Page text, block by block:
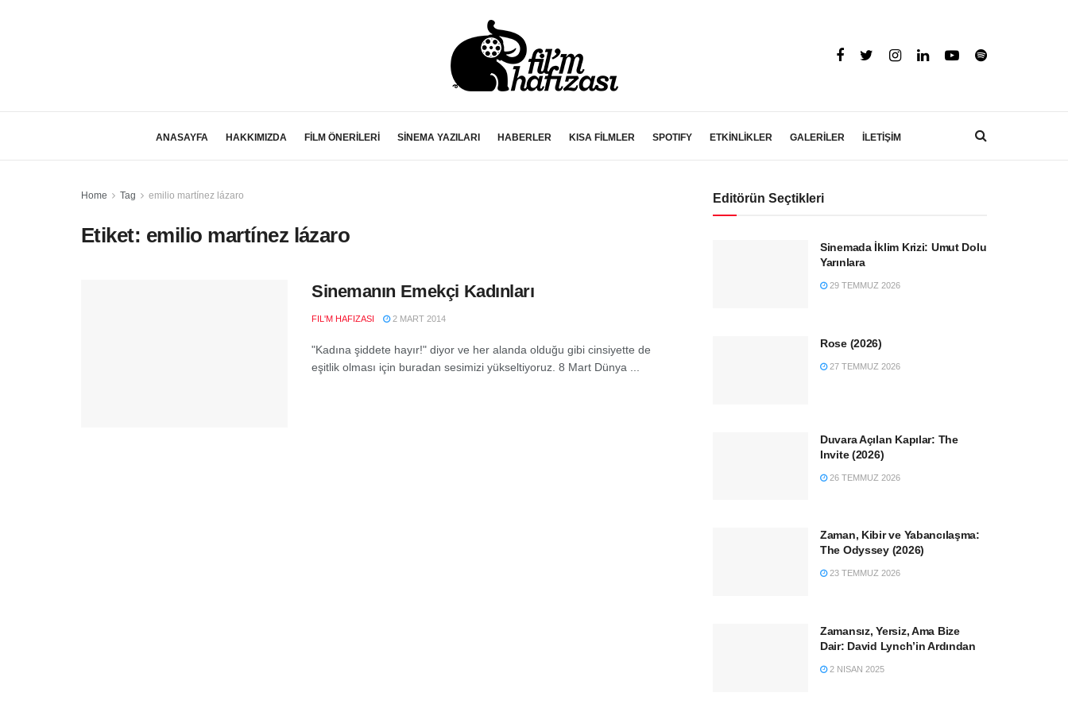
ANASAYFA HAKKIMIZDA FİLM ÖNERİLERİ SİNEMA YAZILARI HABERLER KISA FİLMLER SPOTIFY ETKİNLİKLER GALERİLER İLETİŞİM
Home Tag emilio martínez lázaro
Etiket: emilio martínez lázaro
Sinemanın Emekçi Kadınları
FIL'M HAFIZASI 2 MART 2014
"Kadına şiddete hayır!" diyor ve her alanda olduğu gibi cinsiyette de
eşitlik olması için buradan sesimizi yükseltiyoruz. 8 Mart Dünya ...
Editörün Seçtikleri
Sinemada İklim Krizi: Umut Dolu
Yarınlara
29 TEMMUZ 2026
Rose (2026)
27 TEMMUZ 2026
Duvara Açılan Kapılar: The
Invite (2026)
26 TEMMUZ 2026
Zaman, Kibir ve Yabancılaşma:
The Odyssey (2026)
23 TEMMUZ 2026
Zamansız, Yersiz, Ama Bize
Dair: David Lynch’in Ardından
2 NISAN 2025